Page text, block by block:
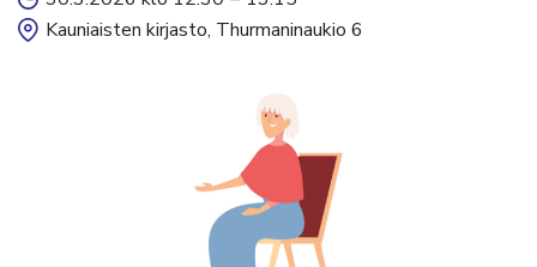
Kauniaisten kirjasto, Thurmaninaukio 6